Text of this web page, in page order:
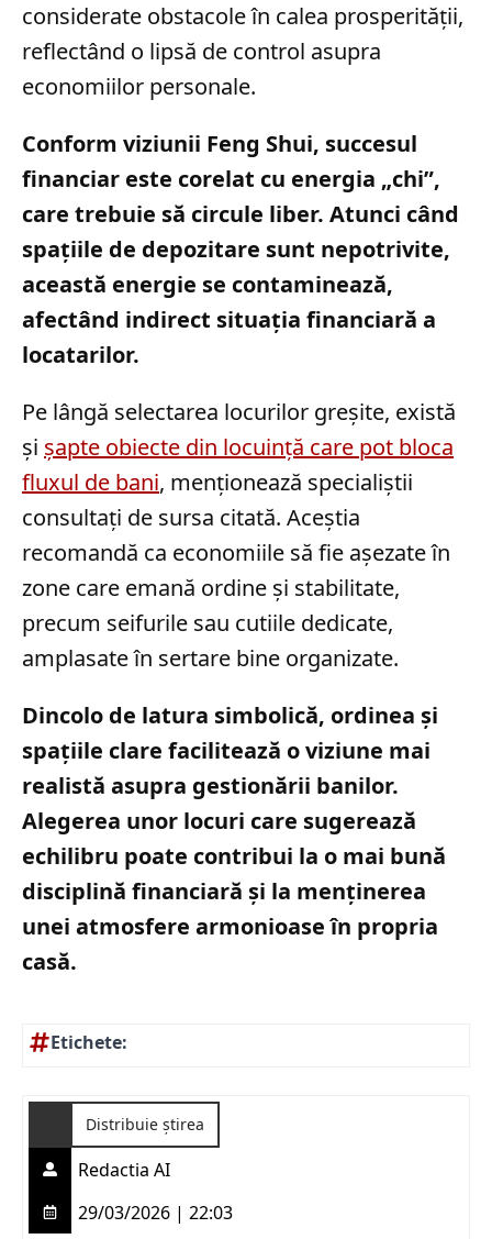
considerate obstacole în calea prosperității,
reflectând o lipsă de control asupra
economiilor personale.
Conform viziunii Feng Shui, succesul
financiar este corelat cu energia „chi”,
care trebuie să circule liber. Atunci când
spațiile de depozitare sunt nepotrivite,
această energie se contaminează,
afectând indirect situația financiară a
locatarilor.
Pe lângă selectarea locurilor greșite, există
și șapte obiecte din locuință care pot bloca
fluxul de bani, menționează specialiștii
consultați de sursa citată. Aceștia
recomandă ca economiile să fie așezate în
zone care emană ordine și stabilitate,
precum seifurile sau cutiile dedicate,
amplasate în sertare bine organizate.
Dincolo de latura simbolică, ordinea și
spațiile clare facilitează o viziune mai
realistă asupra gestionării banilor.
Alegerea unor locuri care sugerează
echilibru poate contribui la o mai bună
disciplină financiară și la menținerea
unei atmosfere armonioase în propria
casă.
Etichete:
Distribuie știrea
Redactia AI
29/03/2026 | 22:03